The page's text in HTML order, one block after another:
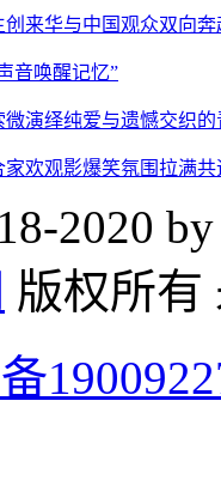
来华与中国观众双向奔
音唤醒记忆”
微演绎纯爱与遗憾交织
欢观影爆笑氛围拉满
2020
版权所有